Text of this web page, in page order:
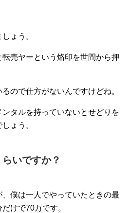
ょう。
売ヤーという烙印を世間から押
ので仕方がないんですけどね。
タルを持っていないとせどりを
ょう。
いですか？
僕は一人でやっていたときの最
けで70万です。